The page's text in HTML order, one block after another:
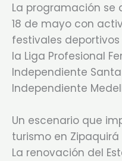
La programación se
18 de mayo con
festivales
la Liga Profesional
Independiente
Independiente
Un escenario que
turismo en Zipaquirá
La renovación del